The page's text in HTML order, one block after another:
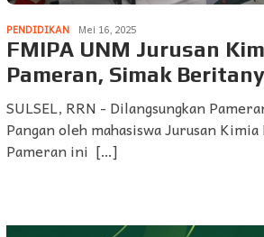
PENDIDIKAN Mei 16, 2025
FMIPA UNM Jurusan
Pameran, Simak
SULSEL, RRN - Dilangsungkan
Pangan oleh mahasiswa Jurusan
Pameran ini […]